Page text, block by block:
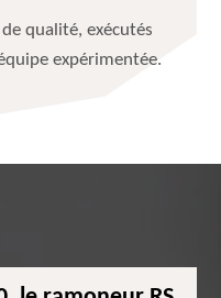
qualité, exécutés
expérimentée.